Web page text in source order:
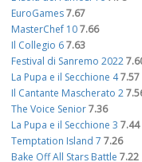
EuroGames7.67
MasterChef 107.66
Il Collegio 67.63
Festival di Sanremo 2022
La Pupa e il Secchione 47.57
Il Cantante Mascherato 2
The Voice Senior7.36
La Pupa e il Secchione 3 7.44
Temptation Island 7 7.26
Bake Off All Stars Battle 7.22